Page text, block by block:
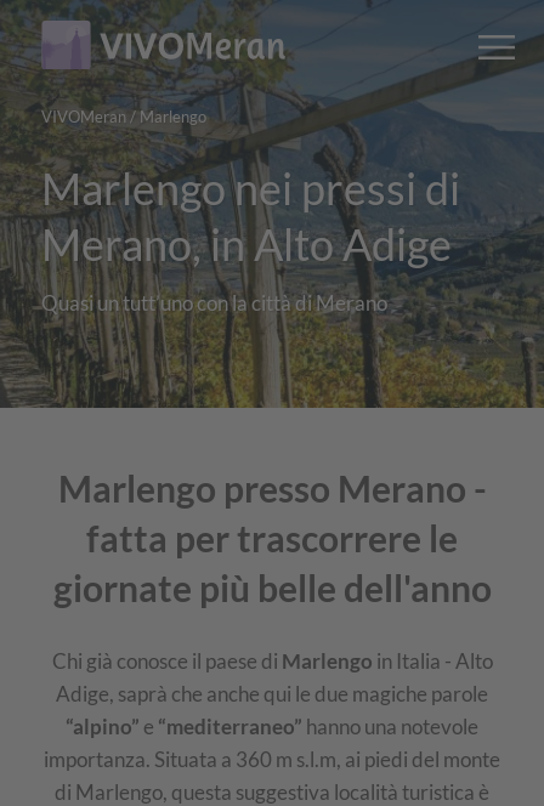
Main
content
Main
navigation
VIVOMeran / Marlengo
Marlengo nei pressi di
Merano, in Alto Adige
Quasi un tutt’uno con la città di Merano
Marlengo presso Merano -
fatta per trascorrere le
giornate più belle dell'anno
Chi già conosce il paese di Marlengo in Italia - Alto
Adige, saprà che anche qui le due magiche parole
“alpino” e “mediterraneo” hanno una notevole
importanza. Situata a 360 m s.l.m, ai piedi del monte
di Marlengo, questa suggestiva località turistica è